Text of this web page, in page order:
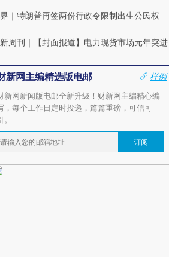
国走私7万
｜ 特朗普再签两份行政令限制出生公民权
周刊 ｜ 【封面报道】电力现货市场元年突进
新网主编精选版电邮
样例
新网新闻版电邮全新升级！财新网主编精心编
，每个工作日定时投递，篇篇重磅，可信可
。
订阅